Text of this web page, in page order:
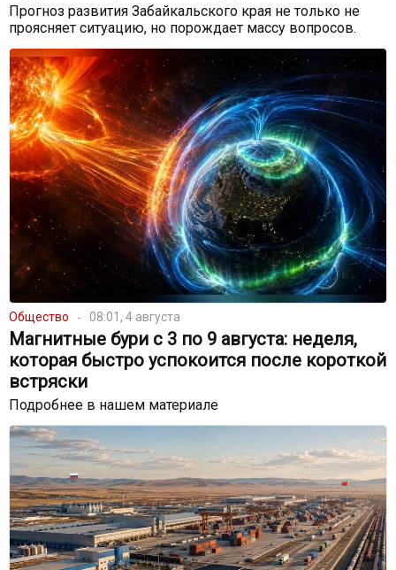
Прогноз развития Забайкальского края не только не
проясняет ситуацию, но порождает массу вопросов.
Общество 08:01, 4 августа
Магнитные бури с 3 по 9 августа: неделя,
которая быстро успокоится после короткой
встряски
Подробнее в нашем материале